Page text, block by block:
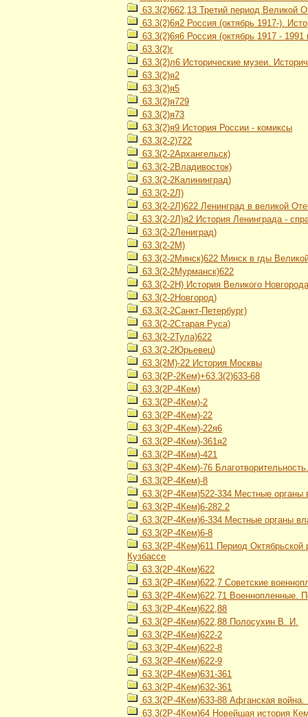
63.3(2)662,13 Третий период Великой
63.3(2)6я2 Россия (октябрь 1917-).
63.3(2)6я6 Россия (октябрь 1917 -
63.3(2)г
63.3(2)л6 Исторические музеи.
63.3(2)я2
63.3(2)я5
63.3(2)я729
63.3(2)я73
63.3(2)я9 История России - комиксы
63.3(2-2)722
63.3(2-2Архангельск)
63.3(2-2Владивосток)
63.3(2-2Калининград)
63.3(2-2Л)
63.3(2-2Л)622 Ленинград в великой
63.3(2-2Л)я2 История Ленинграда -
63.3(2-2Лениград)
63.3(2-2М)
63.3(2-2Минск)622 Минск в гды
63.3(2-2Мурманск)622
63.3(2-2Н) История Великого
63.3(2-2Новгород)
63.3(2-2Санкт-Петербург)
63.3(2-2Старая Руса)
63.3(2-2Тула)622
63.3(2-2Юрьевец)
63.3(2М)-22 История Москвы
63.3(2Р-2Кем)+63.3(2)633-68
63.3(2Р-4Кем)
63.3(2Р-4Кем)-2
63.3(2Р-4Кем)-22
63.3(2Р-4Кем)-22я6
63.3(2Р-4Кем)-361я2
63.3(2Р-4Кем)-421
63.3(2Р-4Кем)-76
63.3(2Р-4Кем)-8
63.3(2Р-4Кем)522-334 Местные органы
63.3(2Р-4Кем)6-282.2
63.3(2Р-4Кем)6-334 Местные органы
63.3(2Р-4Кем)6-8
63.3(2Р-4Кем)611 Период Октябрьской
Кузбассе
63.3(2Р-4Кем)622
63.3(2Р-4Кем)622,7 Советские
63.3(2Р-4Кем)622,71 Военнопленные.
63.3(2Р-4Кем)622,88
63.3(2Р-4Кем)622,88 Полосухин В. И.
63.3(2Р-4Кем)622-2
63.3(2Р-4Кем)622-8
63.3(2Р-4Кем)622-9
63.3(2Р-4Кем)631-361
63.3(2Р-4Кем)632-361
63.3(2Р-4Кем)633-88 Афганская война.
63.3(2Р-4Кем)64 Новейшая история